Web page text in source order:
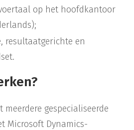
op het hoofdkantoor
resultaatgerichte en
gespecialiseerde
Microsoft Dynamics-